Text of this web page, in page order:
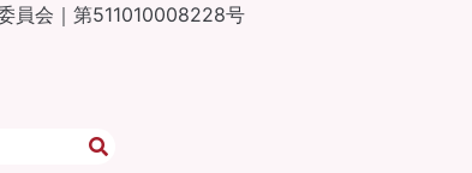
員会｜第511010008228号